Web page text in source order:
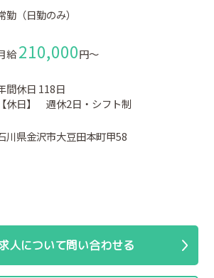
勤（日勤のみ）
給210,000円〜
間休日 118日
【休日】 週休2日・シフト制
川県金沢市大豆田本町甲58
人について問い合わせる